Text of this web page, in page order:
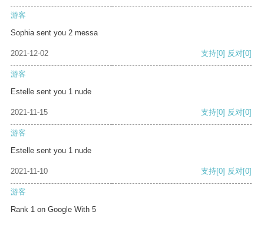
游客
Sophia sent you 2 messa
2021-12-02 支持[0] 反对[0]
游客
Estelle sent you 1 nude
2021-11-15 支持[0] 反对[0]
游客
Estelle sent you 1 nude
2021-11-10 支持[0] 反对[0]
游客
Rank 1 on Google With 5